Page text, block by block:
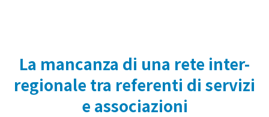
La mancanza di una rete inter-
regionale tra referenti di servizi
e associazioni